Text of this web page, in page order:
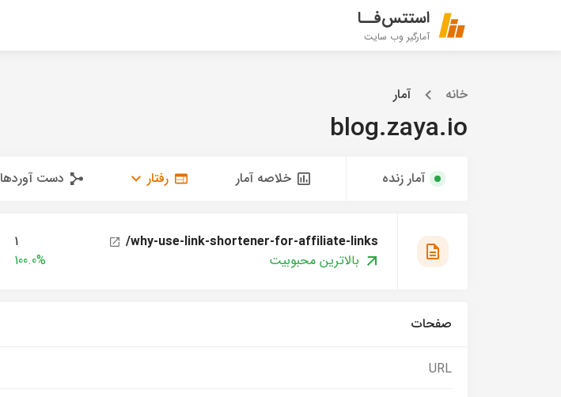
استتس‌فــا
آمارگیر وب سایت
خانه آمار
blog.zaya.io
آمار زنده خلاصه آمار رفتار دست آوردها
/why-use-link-shortener-for-affiliate-links
1
بالاترین محبوبیت
100.0%
صفحات
URL